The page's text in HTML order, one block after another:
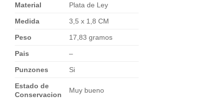
Material Plata de Ley
Medida 3,5 x 1,8 CM
Peso 17,83 gramos
Pais –
Punzones Si
Estado de
Conservacion
Muy bueno